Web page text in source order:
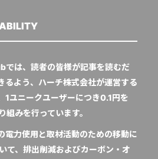
は、読者の皆様が記事を読むだ
るよう、ハーチ株式会社が運営する
1ユニークユーザーにつき0.1円を
みを行っています。
電力使用と取材活動のための移動に
て、排出削減およびカーボン・オ